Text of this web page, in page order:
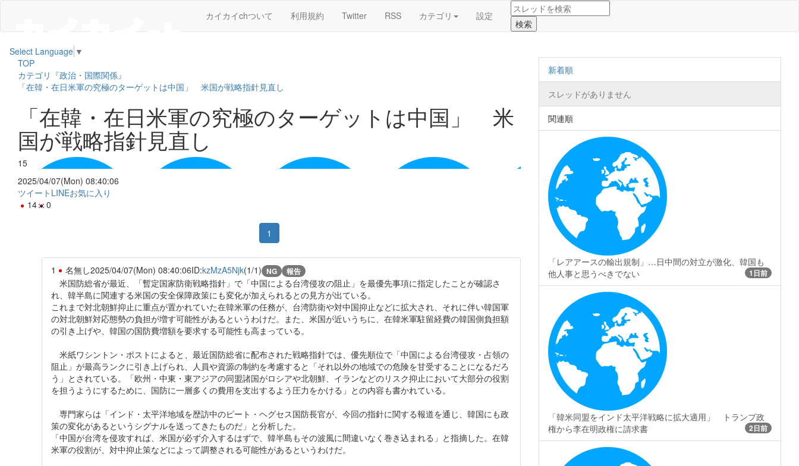
カイカイchついて 利用規約 Twitter RSS カテゴリ 設定
Select Language ▼
TOP
カテゴリ『政治・国際関係』
「在韓・在日米軍の究極のターゲットは中国」 米国が戦略指針見直し
「在韓・在日米軍の究極のターゲットは中国」 米
国が戦略指針見直し
15
2025/04/07(Mon) 08:40:06
ツイート LINEお気に入り
14
0
1
1 名無し2025/04/07(Mon) 08:40:06ID:kzMzA5Njk(1/1) NG 報告
米国防総省が最近、「暫定国家防衛戦略指針」で「中国による台湾侵攻の阻止」を最優先事項に指定したことが確認さ
れ、韓半島に関連する米国の安全保障政策にも変化が加えられるとの見方が出ている。
これまで対北朝鮮抑止に重点が置かれていた在韓米軍の任務が、台湾防衛や対中国抑止などに拡大され、それに伴い韓国軍
の対北朝鮮対応態勢の負担が増す可能性があるというわけだ。また、米国が近いうちに、在韓米軍駐留経費の韓国側負担額
の引き上げや、韓国の国防費増額を要求する可能性も高まっている。
米紙ワシントン・ポストによると、最近国防総省に配布された戦略指針では、優先順位で「中国による台湾侵攻・占領の
阻止」が最高ランクに引き上げられ、人員や資源の制約を考慮すると「それ以外の地域での危険を甘受することになるだろ
う」とされている。「欧州・中東・東アジアの同盟諸国がロシアや北朝鮮、イランなどのリスク抑止において大部分の役割
を担うようにするために、国防に一層多くの費用を支出するよう圧力をかける」との内容も書かれている。
専門家らは「インド・太平洋地域を歴訪中のピート・ヘグセス国防長官が、今回の指針に関する報道を通じ、韓国にも政
策の変化があるというシグナルを送ってきたものだ」と分析した。
「中国が台湾を侵攻すれば、米国が必ず介入するはずで、韓半島もその波風に間違いなく巻き込まれる」と指摘した。在韓
米軍の役割が、対中抑止策などによって調整される可能性があるというわけだ。
新着順
スレッドがありません
関連順
「レアアースの輸出規制」…日中間の対立が激化、韓国も
他人事と思うべきでない
1日前
「韓米同盟をインド太平洋戦略に拡大適用」 トランプ政
権から李在明政権に請求書
2日前